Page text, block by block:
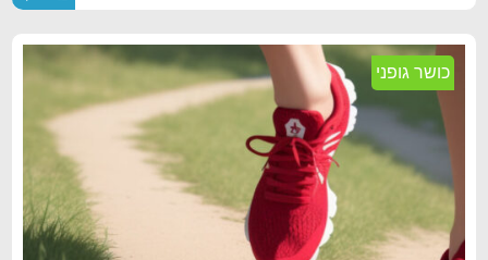
כושר גופני